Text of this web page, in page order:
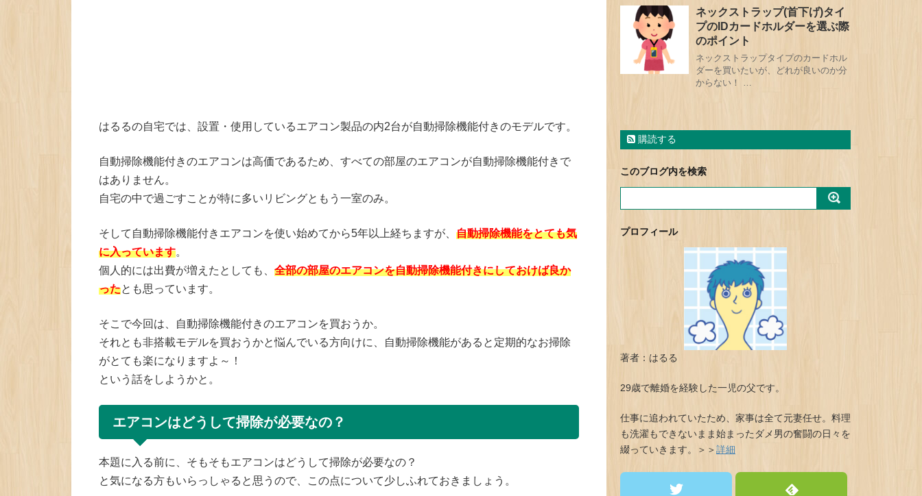
はるるの自宅では、設置・使用しているエアコン製品の内2台が自動掃除機能付きのモデルです。
自動掃除機能付きのエアコンは高価であるため、すべての部屋のエアコンが自動掃除機能付きで
はありません。
自宅の中で過ごすことが特に多いリビングともう一室のみ。
そして自動掃除機能付きエアコンを使い始めてから5年以上経ちますが、 自動掃除機能をとても気
に入っています。
個人的には出費が増えたとしても、 全部の部屋のエアコンを自動掃除機能付きにしておけば良か
ったとも思っています。
そこで今回は、自動掃除機能付きのエアコンを買おうか。
それとも非搭載モデルを買おうかと悩んでいる方向けに、自動掃除機能があると定期的なお掃除
がとても楽になりますよ～！
という話をしようかと。
エアコンはどうして掃除が必要なの？
本題に入る前に、そもそもエアコンはどうして掃除が必要なの？
と気になる方もいらっしゃると思うので、この点について少しふれておきましょう。
ネックストラップ(首下げ)タイ
プのIDカードホルダーを選ぶ際
のポイント
ネックストラップタイプのカードホル
ダーを買いたいが、どれが良いのか分
からない！ …
購読する
このブログ内を検索
プロフィール
著者：はるる
29歳で離婚を経験した一児の父です。
仕事に追われていたため、家事は全て元妻任せ。料理
も洗濯もできないまま始まったダメ男の奮闘の日々を
綴っていきます。＞＞詳細